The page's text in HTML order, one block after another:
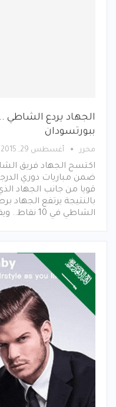
الجهاد يردع الشاطي
ببورتسودان
محرر أغسطس 29, 2015
اكتسح الجهاد فريق
ضمن مباريات دوري
قويا من جانب الجهاد
الشاطي في 10 نقاط.. ويقام اليوم لقاء حي…